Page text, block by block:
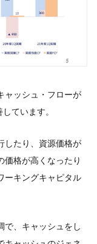
ャッシュ・フローが
ています。
したり、資源価格が
価格が高くなったり
ーキングキャピタル
で、キャッシュをし